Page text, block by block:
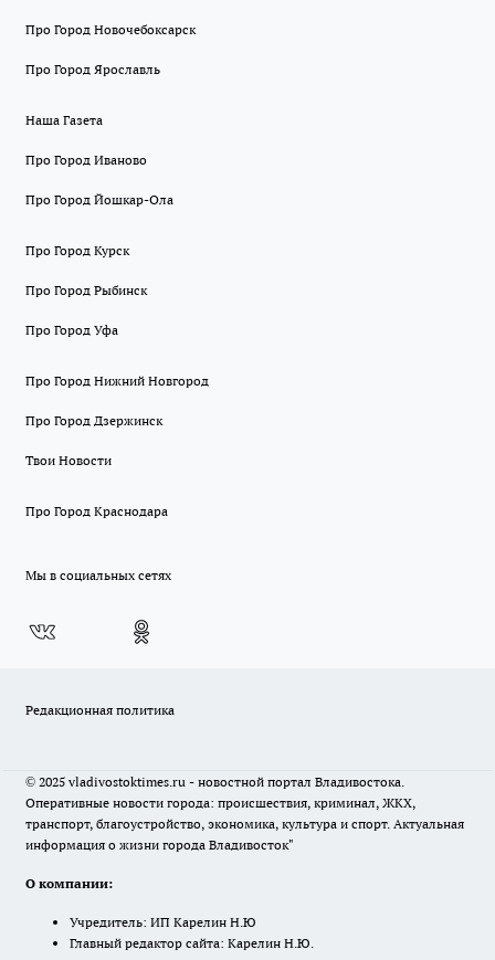
Про Город Новочебоксарск
Про Город Ярославль
Наша Газета
Про Город Иваново
Про Город Йошкар-Ола
Про Город Курск
Про Город Рыбинск
Про Город Уфа
Про Город Нижний Новгород
Про Город Дзержинск
Твои Новости
Про Город Краснодара
Мы в социальных сетях
Редакционная политика
© 2025 vladivostoktimes.ru - новостной портал Владивостока.
Оперативные новости города: происшествия, криминал, ЖКХ,
транспорт, благоустройство, экономика, культура и спорт. Актуальная
информация о жизни города Владивосток"
О компании:
Учредитель: ИП Карелин Н.Ю
Главный редактор сайта: Карелин Н.Ю.